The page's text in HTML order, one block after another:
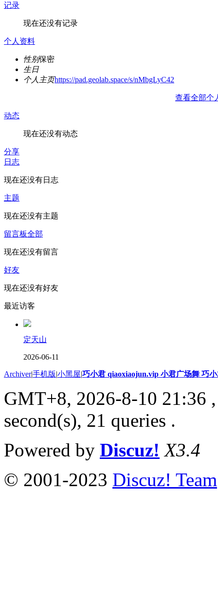
记录
现在还没有记录
个人资料
性别保密
生日
个人主页https://pad.geolab.space/s/nMbgLyC42
查看全部个
动态
现在还没有动态
分享
日志
现在还没有日志
主题
现在还没有主题
留言板全部
现在还没有留言
好友
现在还没有好友
最近访客
定天山
2026-06-11
Archiver|手机版|小黑屋|巧小君 qiaoxiaojun.vip 小君广场舞 巧
GMT+8, 2026-8-10 21:36
second(s), 21 queries .
Powered by Discuz! X3.4
© 2001-2023 Discuz! Team